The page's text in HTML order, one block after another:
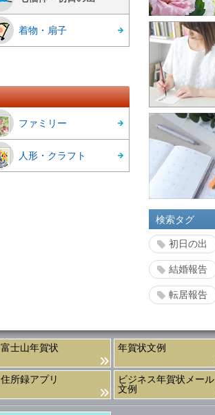
着物・扇子
ファミリー
人形・クラフト
検索タグ
初日の出
結婚報告
転居報告
富士山年賀状 年賀状文例
住所録アプリ
ビジネス年賀状メール
文例